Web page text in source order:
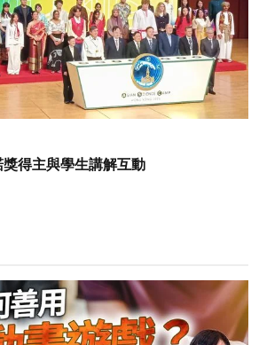
得主與學生講解互動